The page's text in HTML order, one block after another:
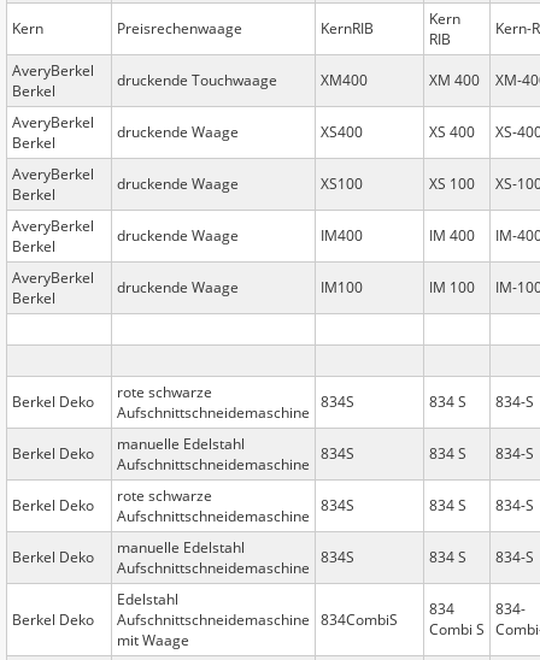
Kern
Preisrechenwaage KernRIB
Kern
RIB
Kern-
AveryBerkel
Berkel
druckende Touchwaage XM400 XM 400 XM-
AveryBerkel
Berkel
druckende Waage XS400 XS 400 XS-
AveryBerkel
Berkel
druckende Waage XS100 XS 100 XS-
AveryBerkel
Berkel
druckende Waage IM400 IM 400 IM-
AveryBerkel
Berkel
druckende Waage IM100 IM 100 IM-
Berkel Deko
rote schwarze
Aufschnittschneidemaschine
834S 834 S 834-S
Berkel Deko
manuelle Edelstahl
Aufschnittschneidemaschine
834S 834 S 834-S
Berkel Deko
rote schwarze
Aufschnittschneidemaschine
834S 834 S 834-S
Berkel Deko
manuelle Edelstahl
Aufschnittschneidemaschine
834S 834 S 834-S
Berkel Deko
Edelstahl
Aufschnittschneidemaschine
mit Waage
834CombiS
834
Combi S
834-